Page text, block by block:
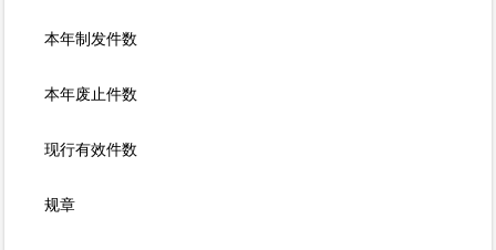
本年制发件数
本年废止件数
现行有效件数
规章